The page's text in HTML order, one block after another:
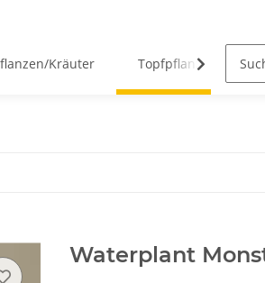
Kräuter Topfpflanzen
Waterplant